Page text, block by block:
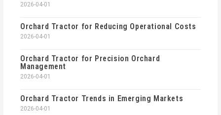
2026-04-01
Orchard Tractor for Reducing Operational Costs
2026-04-01
Orchard Tractor for Precision Orchard
Management
2026-04-01
Orchard Tractor Trends in Emerging Markets
2026-04-01